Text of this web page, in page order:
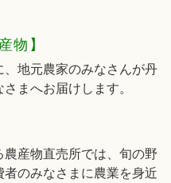
物】
地元農家のみなさんが丹
まへお届けします。
産物直売所では、旬の野
のみなさまに農業を身近